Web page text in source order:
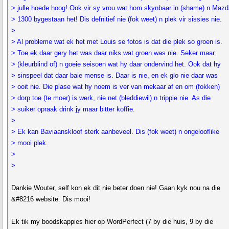
> julle hoede hoog! Ook vir sy vrou wat hom skynbaar in (shame) n
> 1300 bygestaan het! Dis defnitief nie (fok weet) n plek vir sissies nie.
>
> Al probleme wat ek het met Louis se fotos is dat die plek so groen is.
> Toe ek daar gery het was daar niks wat groen was nie. Seker maar
> (kleurblind of) n goeie seisoen wat hy daar ondervind het. Ook dat hy
> sinspeel dat daar baie mense is. Daar is nie, en ek glo nie daar was
> ooit nie. Die plase wat hy noem is ver van mekaar af en om (fokken)
> dorp toe (te moer) is werk, nie net (bleddiewil) n trippie nie. As die
> suiker opraak drink jy maar bitter koffie.
>
> Ek kan Baviaanskloof sterk aanbeveel. Dis (fok weet) n ongelooflike
> mooi plek.
>
>
Dankie Wouter, self kon ek dit nie beter doen nie! Gaan kyk nou na die
&#8216 website. Dis mooi!
Ek tik my boodskappies hier op WordPerfect (7 by die huis, 9 by die